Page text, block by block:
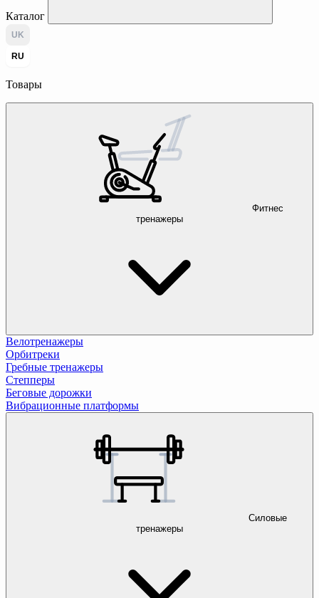
Каталог
UK
RU
Товары
Фитнес
тренажеры
Велотренажеры
Орбитреки
Гребные тренажеры
Степперы
Беговые дорожки
Вибрационные платформы
Силовые
тренажеры